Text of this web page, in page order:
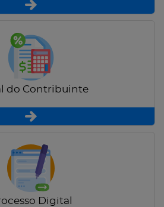
do Contribuinte
Digital